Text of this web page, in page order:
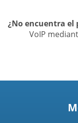
¿No encuentra el
VoIP